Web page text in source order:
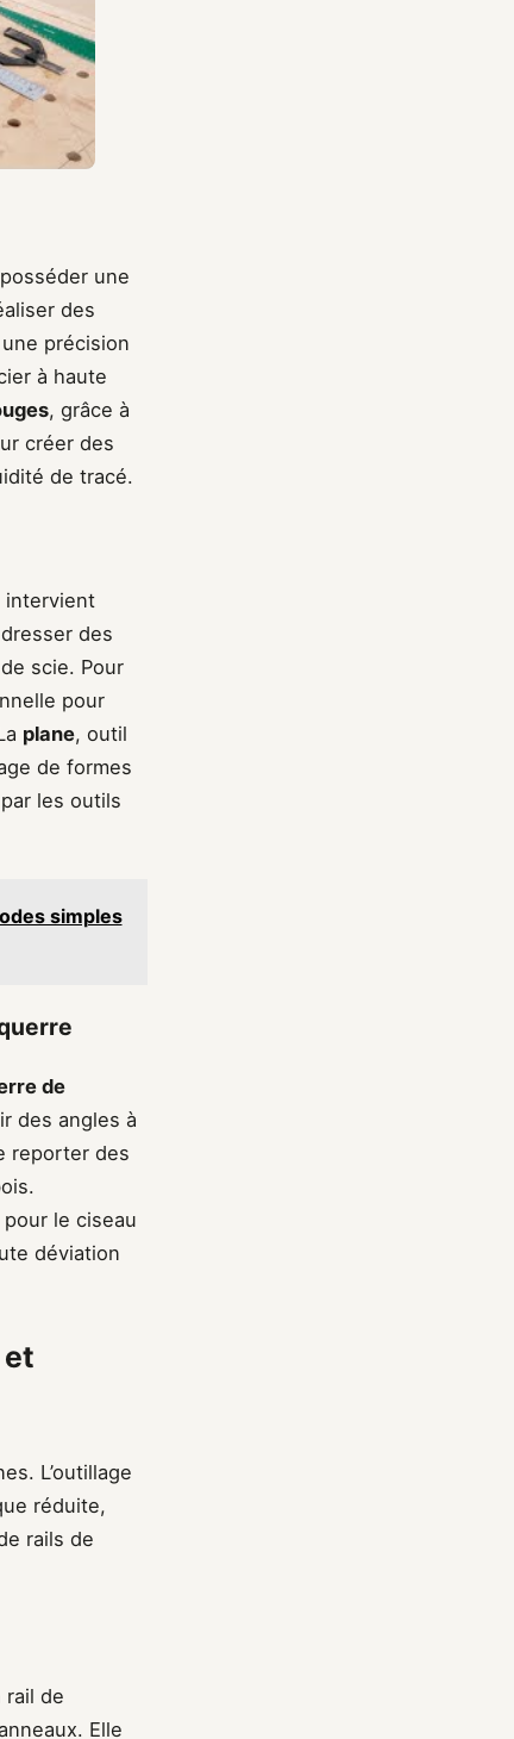
une
des
précision
à haute
, grâce à
créer des
de tracé.
intervient
des
scie. Pour
pour
plane, outil
de formes
les outils
simples
de
des angles à
reporter des
le ciseau
déviation
L’outillage
réduite,
rails de
rail de
Elle